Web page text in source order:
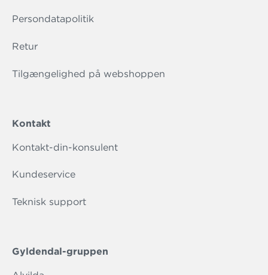
Persondatapolitik
Retur
Tilgængelighed på webshoppen
Kontakt
Kontakt-din-konsulent
Kundeservice
Teknisk support
Gyldendal-gruppen